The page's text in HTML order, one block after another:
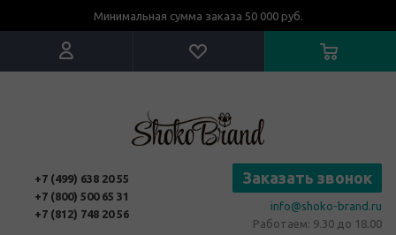
Минимальная сумма заказа 50 000 руб.
+7 (499) 638 20 55
+7 (800) 500 65 31
+7 (812) 748 20 56
Заказать звонок
info@shoko-brand.ru
Работаем: 9.30 до 18.00